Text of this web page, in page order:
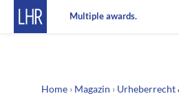
Multiple awards.
Home › Magazin › Urheberrecht